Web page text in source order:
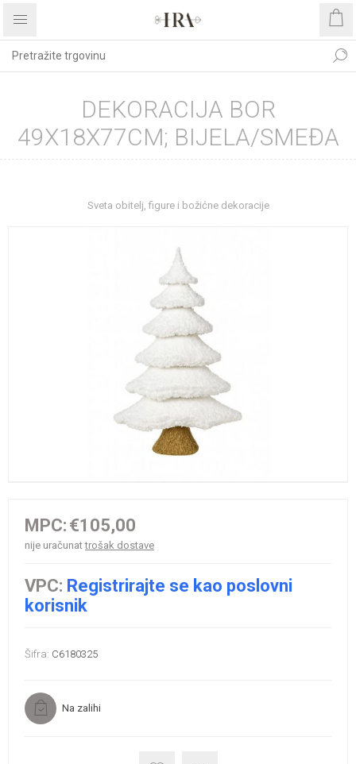
DEKORACIJA BOR
49X18X77CM; BIJELA/SMEĐA
Sveta obitelj, figure i božićne dekoracije
MPC: €105,00
nije uračunattrošak dostave
VPC: Registrirajte se kao poslovni
korisnik
Šifra: C6180325
Na zalihi